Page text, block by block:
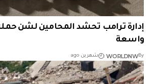
إدارة ترامب تحشد المحامين لشن
واسعة
By
WORLDNW شهرين ago